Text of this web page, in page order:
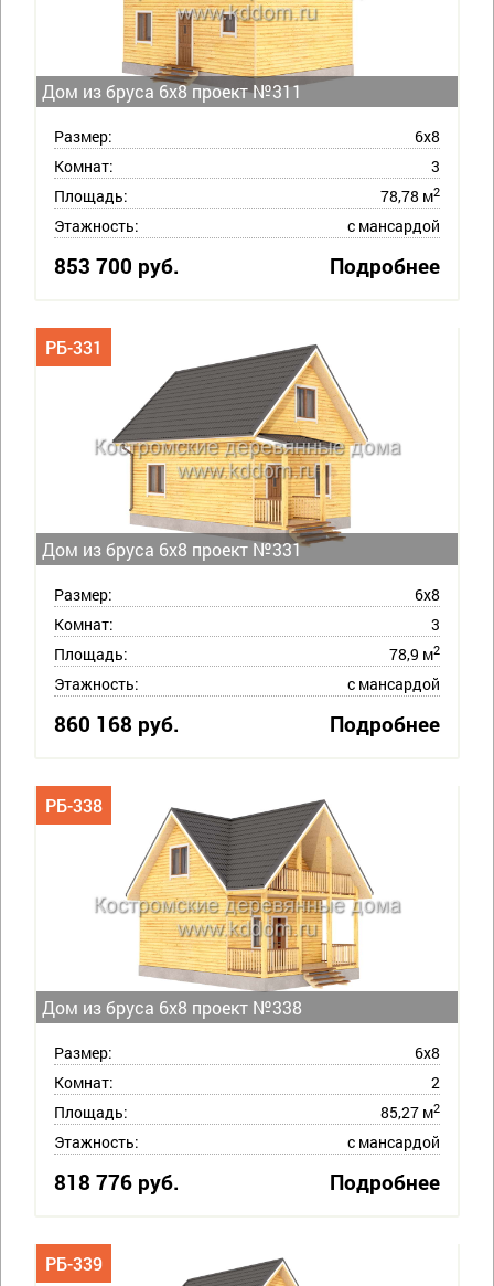
Дом из бруса 6х8 проект №311
Размер:
6х8
Комнат:
3
Площадь:
78,78 м2
Этажность: с мансардой
853 700 руб. Подробнее
Дом из бруса 6х8 проект №331
РБ-331
Размер:
6х8
Комнат:
3
Площадь:
78,9 м2
Этажность: с мансардой
860 168 руб. Подробнее
Дом из бруса 6х8 проект №338
РБ-338
Размер:
6х8
Комнат:
2
Площадь:
85,27 м2
Этажность: с мансардой
818 776 руб. Подробнее
РБ-339